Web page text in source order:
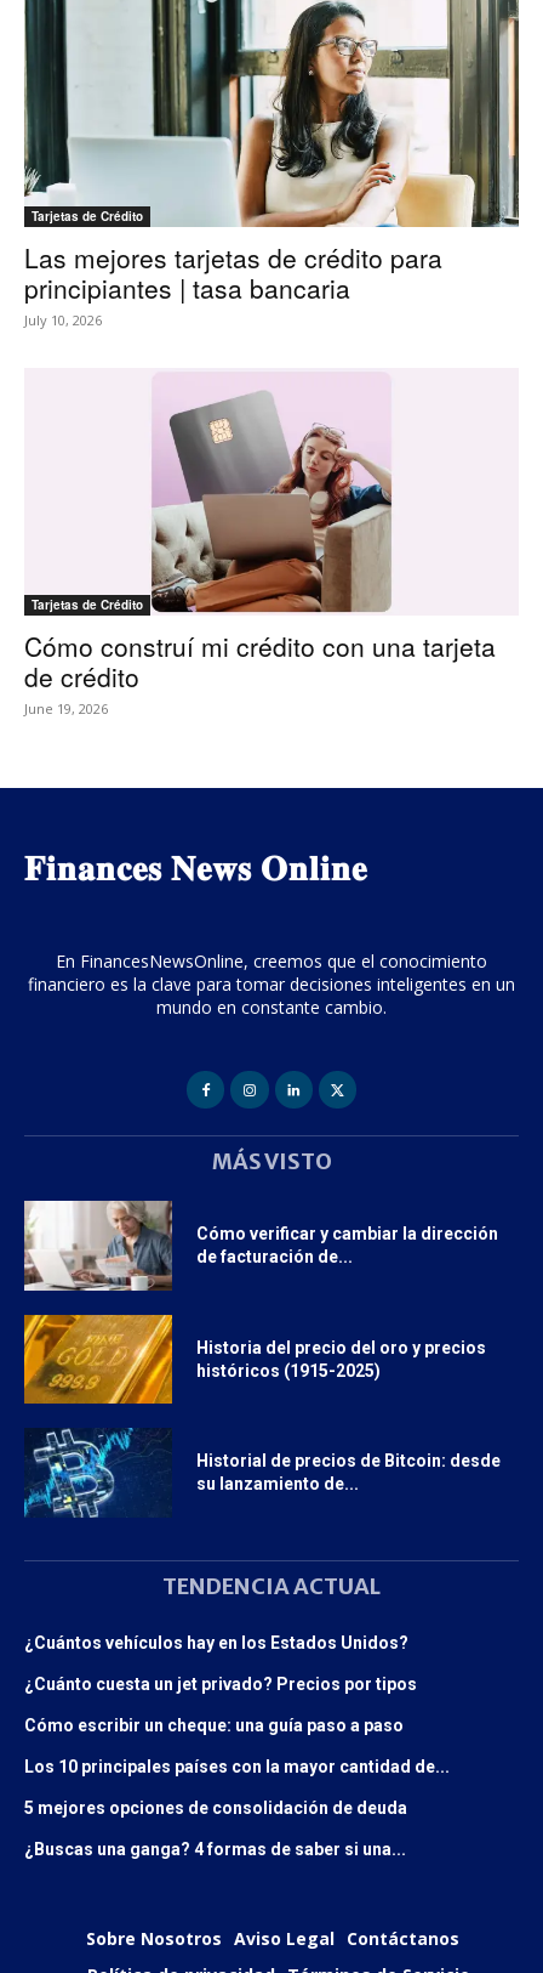
Tarjetas de Crédito
Las mejores tarjetas de crédito para
principiantes | tasa bancaria
July 10, 2026
Tarjetas de Crédito
Cómo construí mi crédito con una tarjeta
de crédito
June 19, 2026
𝐅𝐢𝐧𝐚𝐧𝐜𝐞𝐬 𝐍𝐞𝐰𝐬 𝐎𝐧𝐥𝐢𝐧𝐞
En FinancesNewsOnline, creemos que el conocimiento
financiero es la clave para tomar decisiones inteligentes en un
mundo en constante cambio.
MÁS VISTO
Cómo verificar y cambiar la dirección
de facturación de...
Historia del precio del oro y precios
históricos (1915-2025)
Historial de precios de Bitcoin: desde
su lanzamiento de...
TENDENCIA ACTUAL
¿Cuántos vehículos hay en los Estados Unidos?
¿Cuánto cuesta un jet privado? Precios por tipos
Cómo escribir un cheque: una guía paso a paso
Los 10 principales países con la mayor cantidad de...
5 mejores opciones de consolidación de deuda
¿Buscas una ganga? 4 formas de saber si una...
Sobre Nosotros Aviso Legal Contáctanos